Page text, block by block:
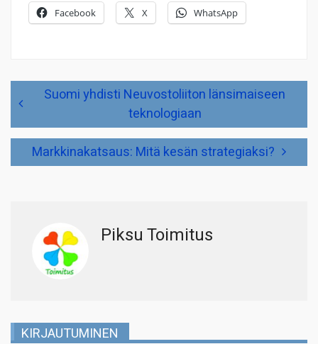
Facebook X WhatsApp
Artikkelien
selaus
Suomi yhdisti Neuvostoliiton länsimaiseen
teknologiaan
Markkinakatsaus: Mitä kesän strategiaksi?
Piksu Toimitus
KIRJAUTUMINEN